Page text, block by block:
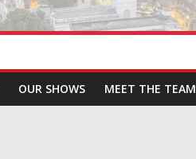
OUR SHOWS MEET THE TEAM